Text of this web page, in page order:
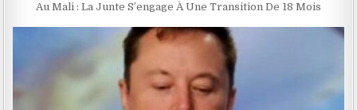
Au Mali : La Junte S’engage À Une Transition De 18 Mois